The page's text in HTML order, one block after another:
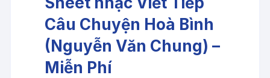
Câu Chuyện Hoà Bình
(Nguyễn Văn Chung) –
Miễn Phí